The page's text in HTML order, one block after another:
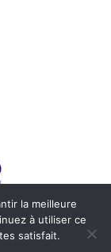
la meilleure
à utiliser ce
satisfait.